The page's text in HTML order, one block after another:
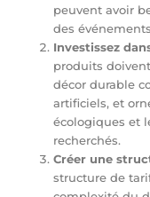
peuvent avoir
des
Investissez
produits
décor durable
artificiels, et
écologiques et
recherchés.
Créer une
structure de